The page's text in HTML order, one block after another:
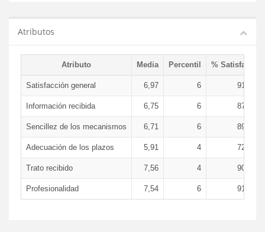
Atributos
Atributo Media Percentil % Satisfacción
Satisfacción general 6,97 6 91,57 %
Información recibida 6,75 6 87,56 %
Sencillez de los mecanismos 6,71 6 89,56 %
Adecuación de los plazos 5,91 4 72,53 %
Trato recibido 7,56 4 90,21 %
Profesionalidad 7,54 6 91,92 %